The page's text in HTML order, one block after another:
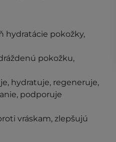
hydratácie pokožky,
pokožku,
hydratuje, regeneruje,
podporuje
vráskam, zlepšujú